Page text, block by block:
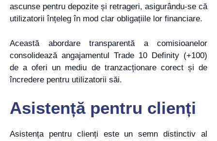
ascunse pentru depozite și retrageri, asigurându-se că
utilizatorii înțeleg în mod clar obligațiile lor financiare.
Această abordare transparentă a comisioanelor
consolidează angajamentul Trade 10 Definity (+100)
de a oferi un mediu de tranzacționare corect și de
încredere pentru utilizatorii săi.
Asistență pentru clienți
Asistența pentru clienți este un semn distinctiv al